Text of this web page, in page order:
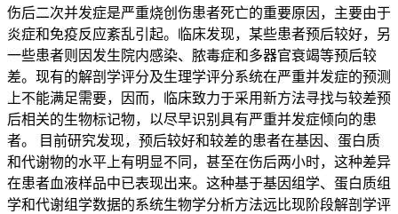
伤后二次并发症是严重烧创伤患者死亡的重要原因，主要由于
炎症和免疫反应紊乱引起。临床发现，某些患者预后较好，另
一些患者则因发生院内感染、脓毒症和多器官衰竭等预后较
差。现有的解剖学评分及生理学评分系统在严重并发症的预测
上不能满足需要，因而，临床致力于采用新方法寻找与较差预
后相关的生物标记物，以尽早识别具有严重并发症倾向的患
者。 目前研究发现，预后较好和较差的患者在基因、蛋白质
和代谢物的水平上有明显不同，甚至在伤后两小时，这种差异
在患者血液样品中已表现出来。这种基于基因组学、蛋白质组
学和代谢组学数据的系统生物学分析方法远比现阶段解剖学评